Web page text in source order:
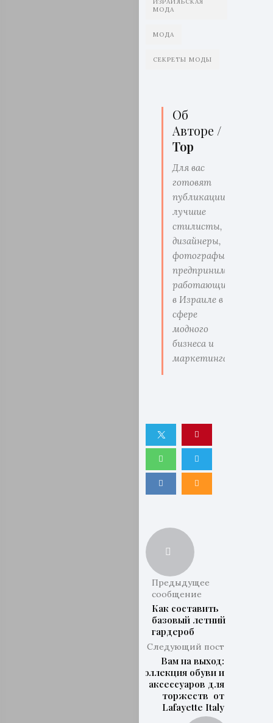
ИЗРАИЛЬСКАЯ
МОДА
МОДА
СЕКРЕТЫ МОДЫ
Об
Авторе /
Top
Для вас
готовят
публикации
лучшие
стилисты,
дизайнеры,
фотографы,
предприниматели
работающие
в Израиле в
сфере
модного
бизнеса и
маркетинга.
Предыдущее
сообщение
Как составить
базовый летний
гардероб
Следующий пост
Вам на выход:
коллекция обуви и
аксессуаров для
торжеств от
Lafayette Italy